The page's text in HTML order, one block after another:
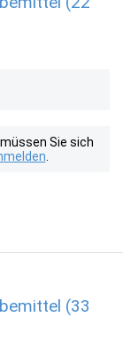
Sie sich
(33